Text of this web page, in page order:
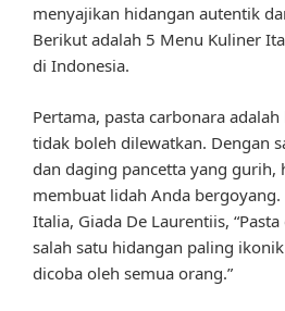
menyajikan hidangan autentik
Berikut adalah 5 Menu Kuliner
di Indonesia.
Pertama, pasta carbonara
tidak boleh dilewatkan. Dengan
dan daging pancetta yang gurih,
membuat lidah Anda
Italia, Giada De Laurentiis,
salah satu hidangan paling
dicoba oleh semua orang.”